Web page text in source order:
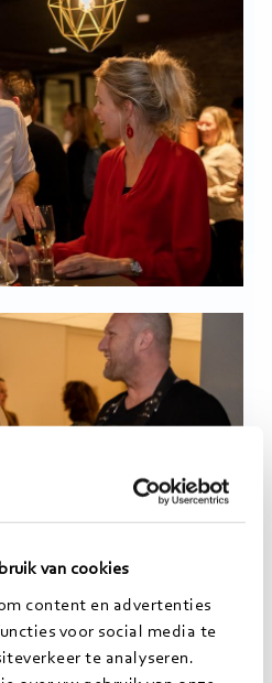
van cookies
content en advertenties
voor social media te
te analyseren.